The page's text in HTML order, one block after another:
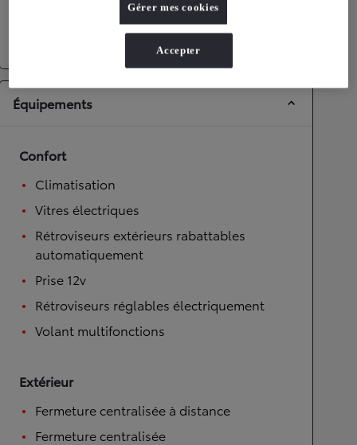
Roues motrices avant
Équipements
Confort
Climatisation
Vitres électriques
Rétroviseurs extérieurs rabattables
automatiquement
Prise 12v
Rétroviseurs réglables électriquement
Volant multifonctions
Extérieur
Fermeture centralisée à distance
Fermeture centralisée
Gérer mes cookies
Accepter